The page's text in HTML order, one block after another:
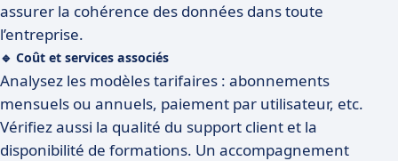
assurer la cohérence des données dans toute
l’entreprise.
🔹 Coût et services associés
Analysez les modèles tarifaires : abonnements
mensuels ou annuels, paiement par utilisateur, etc.
Vérifiez aussi la qualité du support client et la
disponibilité de formations. Un accompagnement